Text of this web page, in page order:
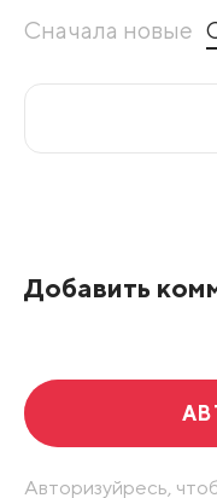
Сначала новые
Добавить
Авторизуйресь,